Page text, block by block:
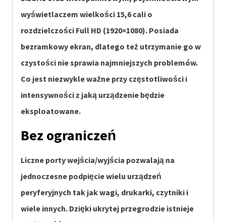
wyświetlaczem wielkości 15,6 cali o
rozdzielczości Full HD (1920×1080). Posiada
bezramkowy ekran, dlatego też utrzymanie go w
czystości nie sprawia najmniejszych problemów.
Co jest niezwykle ważne przy częstotliwości i
intensywności z jaką urządzenie będzie
eksploatowane.
Bez ograniczeń
Liczne porty wejścia/wyjścia pozwalają na
jednoczesne podpięcie wielu urządzeń
peryferyjnych tak jak wagi, drukarki, czytniki i
wiele innych. Dzięki ukrytej przegrodzie istnieje